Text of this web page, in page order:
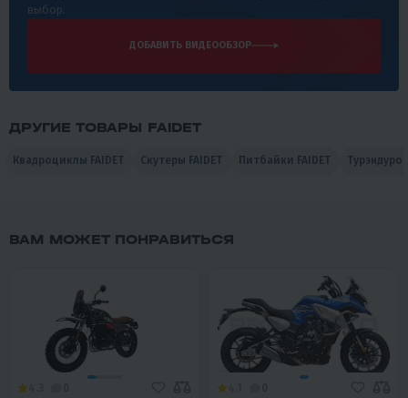
выбор.
ДОБАВИТЬ ВИДЕООБЗОР
ДРУГИЕ ТОВАРЫ FAIDET
Квадроциклы FAIDET Скутеры FAIDET Питбайки FAIDET Турэндуро
ВАМ МОЖЕТ ПОНРАВИТЬСЯ